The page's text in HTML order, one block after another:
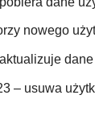
nowego
– usuwa